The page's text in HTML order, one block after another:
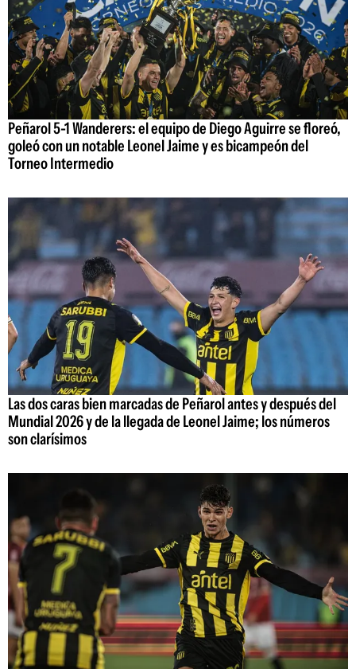
Peñarol 5-1 Wanderers: el equipo de Diego Aguirre se floreó,
goleó con un notable Leonel Jaime y es bicampeón del
Torneo Intermedio
Las dos caras bien marcadas de Peñarol antes y después del
Mundial 2026 y de la llegada de Leonel Jaime; los números
son clarísimos